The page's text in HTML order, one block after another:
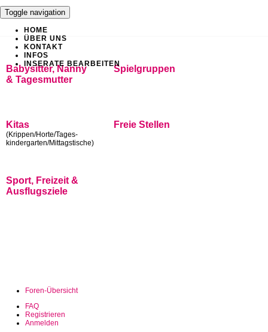
Toggle navigation
HOME
ÜBER UNS
KONTAKT
INFOS
INSERATE BEARBEITEN
Babysitter, Nanny
& Tagesmutter
Spielgruppen
Kitas
(Krippen/Horte/Tages-
kindergarten/Mittagstische)
Freie Stellen
Sport, Freizeit &
Ausflugsziele
Foren-Übersicht
FAQ
Registrieren
Anmelden